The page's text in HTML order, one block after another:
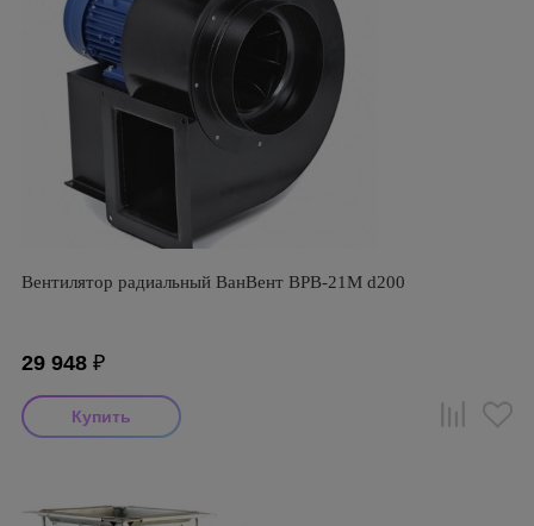
Вентилятор радиальный ВанВент ВРВ-21М d200
29 948 ₽